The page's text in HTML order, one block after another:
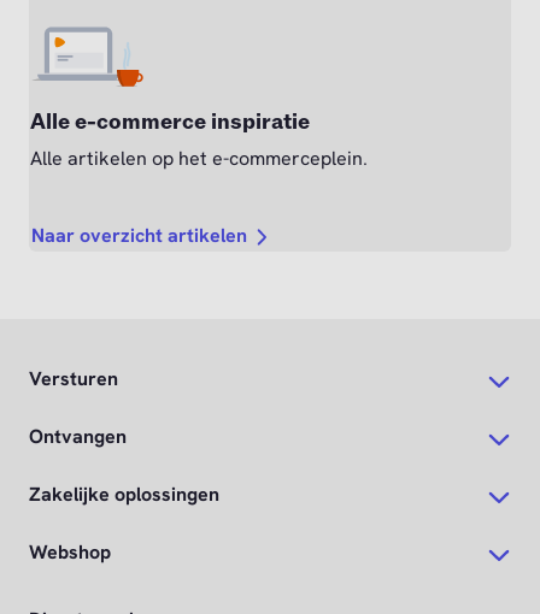
Alle e-commerce inspiratie
Alle artikelen op het e-commerceplein.
Naar overzicht artikelen
Versturen
Ontvangen
Zakelijke oplossingen
Webshop